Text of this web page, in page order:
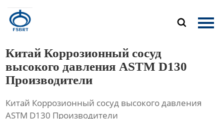

Главная
Новости
Контакты
Китай Коррозионный сосуд
высокого давления ASTM D130
Производители
Китай Коррозионный сосуд высокого давления
ASTM D130 Производители